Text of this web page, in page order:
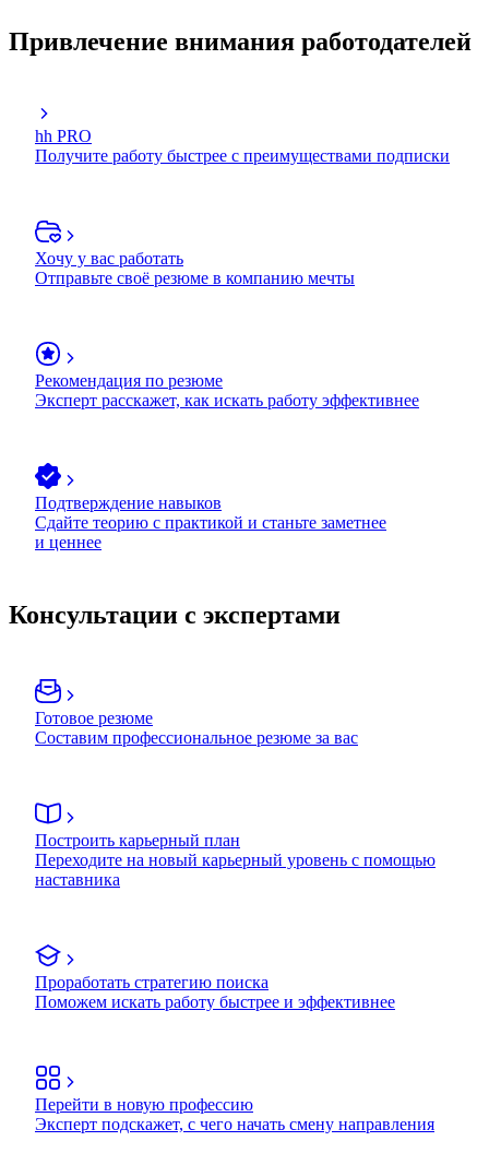
Привлечение внимания работодателей
hh PRO
Получите работу быстрее с преимуществами подписки
Хочу у вас работать
Отправьте своё резюме в компанию мечты
Рекомендация по резюме
Эксперт расскажет, как искать работу эффективнее
Подтверждение навыков
Сдайте теорию с практикой и станьте заметнее
и ценнее
Консультации с экспертами
Готовое резюме
Составим профессиональное резюме за вас
Построить карьерный план
Переходите на новый карьерный уровень с помощью
наставника
Проработать стратегию поиска
Поможем искать работу быстрее и эффективнее
Перейти в новую профессию
Эксперт подскажет, с чего начать смену направления